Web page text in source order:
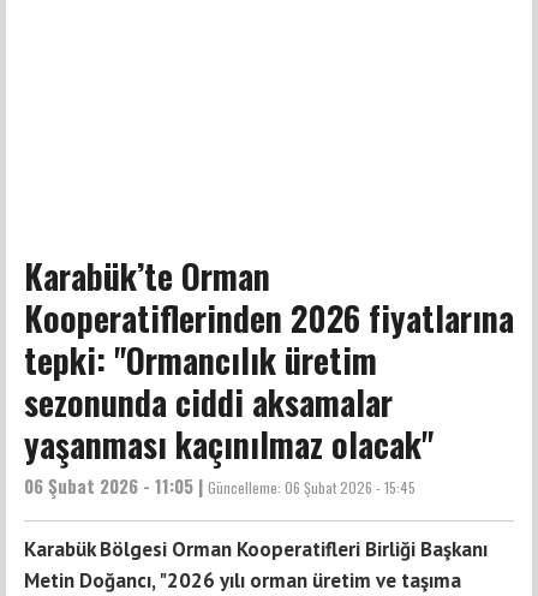
Karabük’te Orman
Kooperatiflerinden 2026 fiyatlarına
tepki: "Ormancılık üretim
sezonunda ciddi aksamalar
yaşanması kaçınılmaz olacak"
06 Şubat 2026 - 11:05 | Güncelleme: 06 Şubat 2026 - 15:45
Karabük Bölgesi Orman Kooperatifleri Birliği Başkanı
Metin Doğancı, "2026 yılı orman üretim ve taşıma